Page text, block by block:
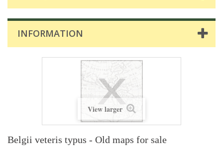
INFORMATION
View larger
Belgii veteris typus - Old maps for sale